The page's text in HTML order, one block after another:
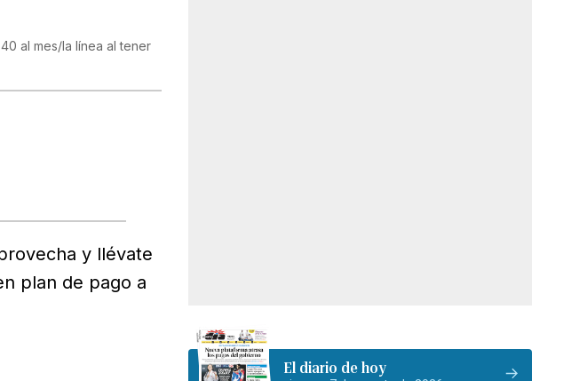
al mes/la línea al tener
y llévate
plan de pago a
El diario de hoy